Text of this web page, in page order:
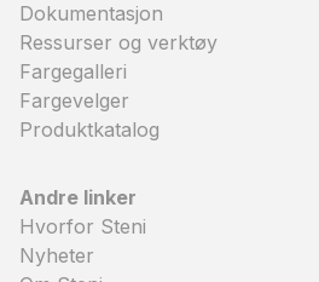
Dokumentasjon
Ressurser og verktøy
Fargegalleri
Fargevelger
Produktkatalog
Andre linker
Hvorfor Steni
Nyheter